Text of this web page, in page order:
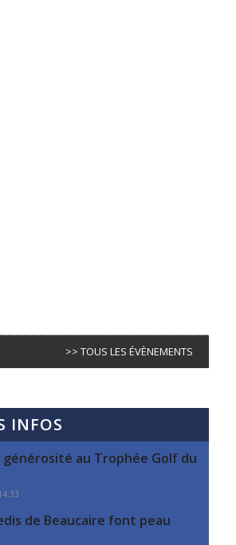
>> TOUS LES ÉVÈNEMENTS
INFOS
générosité au Trophée Golf du
de Beaucaire font peau